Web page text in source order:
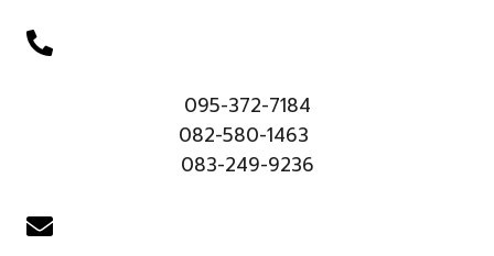
095-372-7184
082-580-1463
083-249-9236